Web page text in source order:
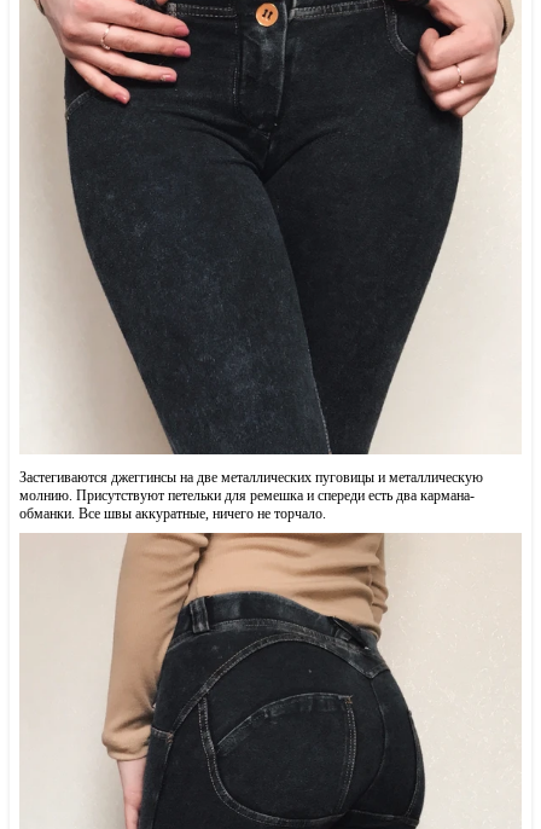
Застегиваются джеггинсы на две металлических пуговицы и металлическую
молнию. Присутствуют петельки для ремешка и спереди есть два кармана-
обманки. Все швы аккуратные, ничего не торчало.